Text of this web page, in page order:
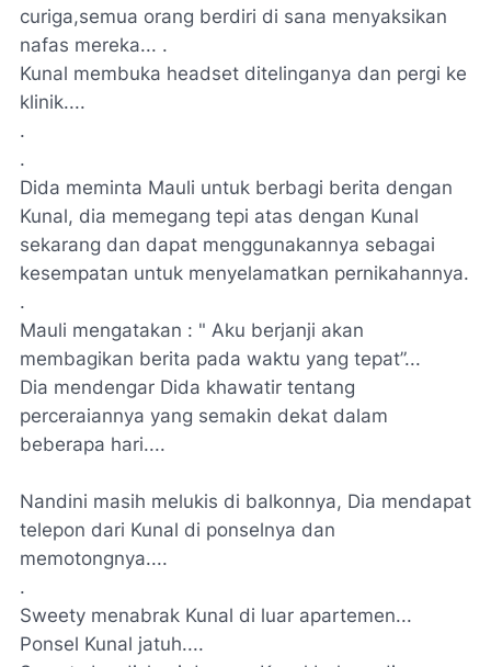
curiga,semua orang berdiri di sana menyaksikan
nafas mereka... .
Kunal membuka headset ditelinganya dan pergi ke
klinik....
.
.
Dida meminta Mauli untuk berbagi berita dengan
Kunal, dia memegang tepi atas dengan Kunal
sekarang dan dapat menggunakannya sebagai
kesempatan untuk menyelamatkan pernikahannya.
.
Mauli mengatakan : " Aku berjanji akan
membagikan berita pada waktu yang tepat”...
Dia mendengar Dida khawatir tentang
perceraiannya yang semakin dekat dalam
beberapa hari....
Nandini masih melukis di balkonnya, Dia mendapat
telepon dari Kunal di ponselnya dan
memotongnya....
.
Sweety menabrak Kunal di luar apartemen...
Ponsel Kunal jatuh....